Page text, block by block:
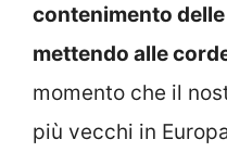
contenimento
mettendo alle
momento che il
più vecchi in